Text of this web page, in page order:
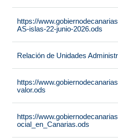
https://
AS-islas-22-junio-2026.ods
Relación de Unidades
https://
valor.ods
https://
ocial_en_Canarias.ods